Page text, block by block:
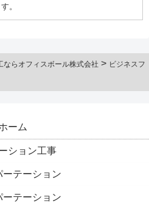
。
らオフィスボール株式会社 > ビジネスフ
ーム
ション工事
ーテーション
ーテーション